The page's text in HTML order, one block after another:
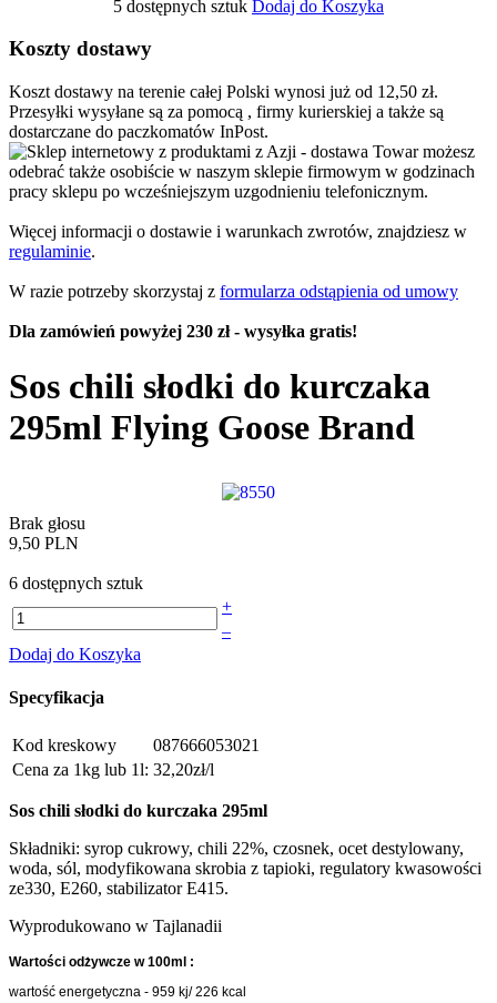
5 dostępnych sztuk Dodaj do Koszyka
Koszty dostawy
Koszt dostawy na terenie całej Polski wynosi już od 12,50 zł.
Przesyłki wysyłane są za pomocą , firmy kurierskiej a także są
dostarczane do paczkomatów InPost.
Towar możesz
odebrać także osobiście w naszym sklepie firmowym w godzinach
pracy sklepu po wcześniejszym uzgodnieniu telefonicznym.
Więcej informacji o dostawie i warunkach zwrotów, znajdziesz w
regulaminie.
W razie potrzeby skorzystaj z formularza odstąpienia od umowy
Dla zamówień powyżej 230 zł - wysyłka gratis!
Sos chili słodki do kurczaka
295ml Flying Goose Brand
Brak głosu
9,50 PLN
6 dostępnych sztuk
+
–
Dodaj do Koszyka
Specyfikacja
Kod kreskowy
087666053021
Cena za 1kg lub 1l: 32,20zł/l
Sos chili słodki do kurczaka 295ml
Składniki: syrop cukrowy, chili 22%, czosnek, ocet destylowany,
woda, sól, modyfikowana skrobia z tapioki, regulatory kwasowości
ze330, E260, stabilizator E415.
Wyprodukowano w Tajlanadii
Wartości odżywcze w 100ml :
wartość energetyczna - 959 kj/ 226 kcal